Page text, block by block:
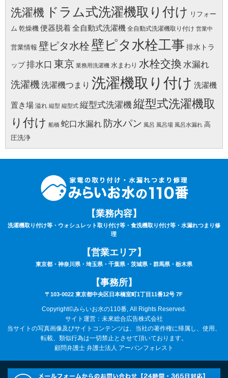
洗濯機 ドラム式洗濯機取り付け リフォー
ム 乾燥機 便器脱着全自動式洗濯機 全自動式洗濯機取り付け 営業中
営業情報 壁ピタ水栓 壁ピタ水栓工事 排水トラ
ップ排水口 東京 業務用洗濯機 水まわり 水栓交換 水漏れ
洗濯機 洗濯機つまり 洗濯機取り付け 洗濯機
置き場 溢れ 縦型 縦型式 縦型式洗濯機縦型式洗濯機取
り付け 船橋 蛇口水漏れ 防水パン 風呂 風呂場 風呂水漏れ 高
圧洗浄
【業務内容】
洗濯機取り付け等・ウォシュレット取り付け等・食洗機取り付け等・水漏れつまり修
理
【営業エリア】
東京都・神奈川県・埼玉県・千葉県・茨城県・群馬県・栃木県
【事務所】
〒103-0022 東京都中央区日本橋室町1丁目11番12号 7F
Copyright©みらいお水の110番, All Rights Reserved.
サイト運営：未來総合広告株式会社
当サイトの写真画像及びサイトコンテンツは、当社の著作権に帰属し、使用、
転載、類似行為は一切禁止とさせて頂いております。
顧問弁護士 弁護士法人 アーバンフォレスト